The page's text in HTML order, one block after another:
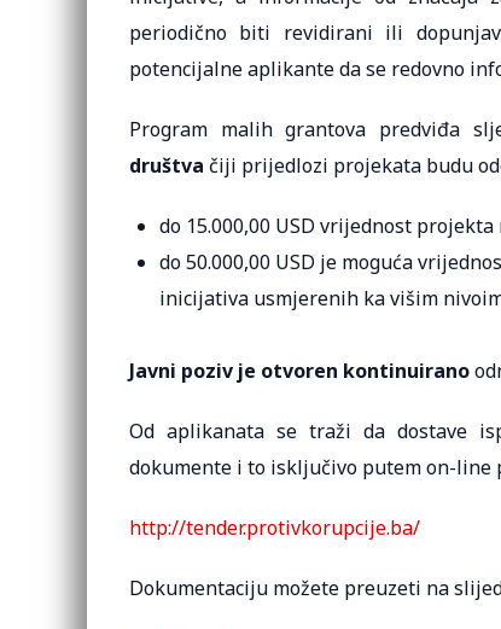
periodično biti revidirani ili
potencijalne aplikante da se redovno
Program malih grantova predviđa
društva čiji prijedlozi projekata budu
do 15.000,00 USD vrijednost
do 50.000,00 USD je moguća
inicijativa usmjerenih ka višim
Javni poziv je otvoren kontinuirano
Od aplikanata se traži da dostave
dokumente i to isključivo putem on-
http://tender.protivkorupcije.ba/
Dokumentaciju možete preuzeti na